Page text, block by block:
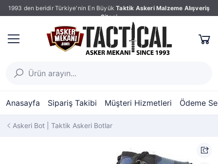
1993 den beridir Türkiye'nin En Büyük Taktik Askeri Malzeme Alışveriş
Sitesi
Anasayfa Sipariş Takibi Müşteri Hizmetleri Ödeme
Askeri Bot | Taktik Askeri Botlar